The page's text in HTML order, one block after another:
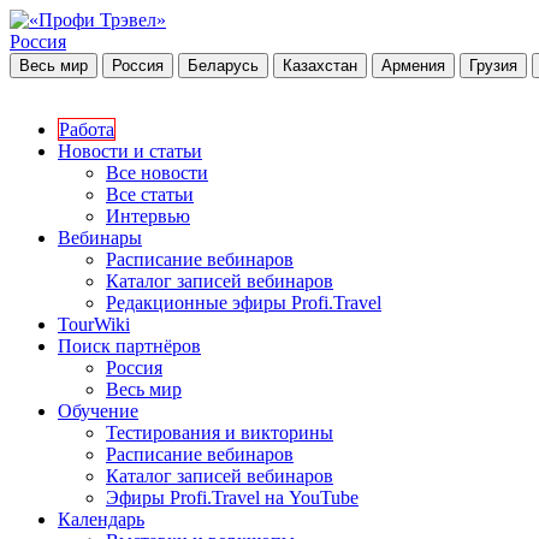
Россия
Весь мир Россия Беларусь Казахстан Армения Грузия
Работа
Новости и статьи
Все новости
Все статьи
Интервью
Вебинары
Расписание вебинаров
Каталог записей вебинаров
Редакционные эфиры Profi.Travel
TourWiki
Поиск партнёров
Россия
Весь мир
Обучение
Тестирования и викторины
Расписание вебинаров
Каталог записей вебинаров
Эфиры Profi.Travel на YouTube
Календарь